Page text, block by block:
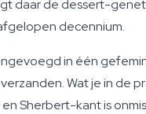
daar de dessert-
decennium.
in één
Wat je in
Sherbert-kant is